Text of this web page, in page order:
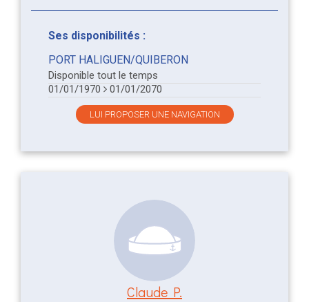
Ses disponibilités :
PORT HALIGUEN/QUIBERON
Disponible tout le temps
01/01/1970
01/01/2070
LUI PROPOSER UNE NAVIGATION
Claude P.